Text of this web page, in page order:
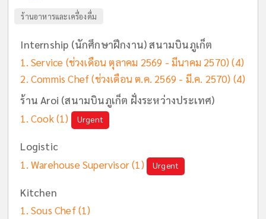
ร้านอาหารและเครื่องดื่ม
Internship (นักศึกษาฝึกงาน) สนามบินภูเก็ต
Service (ช่วงเดือน ตุลาคม 2569 - มีนาคม 2570) (4)
Commis Chef (ช่วงเดือน ต.ค. 2569 - มี.ค. 2570) (4)
ร้าน Aroi (สนามบินภูเก็ต ฝั่งระหว่างประเทศ)
Cook(1) Urgent
Logistic
Warehouse Supervisor(1) Urgent
Kitchen
Sous Chef(1)